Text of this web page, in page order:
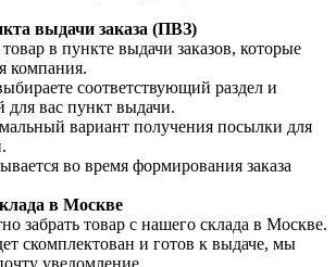
выдачи заказа (ПВЗ)
в пункте выдачи заказов, которые
компания.
соответствующий раздел и
для вас пункт выдачи.
вариант получения посылки для
во время формирования заказа
в Москве
забрать товар с нашего склада в Москве.
скомплектован и готов к выдаче, мы
уведомление.